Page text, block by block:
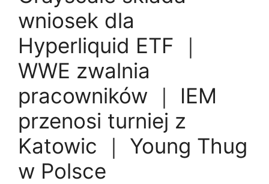
wniosek dla
Hyperliquid ETF ｜
WWE zwalnia
pracowników ｜ IEM
przenosi turniej z
Katowic ｜ Young Thug
w Polsce